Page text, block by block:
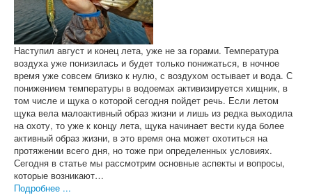
Наступил август и конец лета, уже не за горами. Температура
воздуха уже понизилась и будет только понижаться, в ночное
время уже совсем близко к нулю, с воздухом остывает и вода. С
понижением температуры в водоемах активизируется хищник, в
том числе и щука о которой сегодня пойдет речь. Если летом
щука вела малоактивный образ жизни и лишь из редка выходила
на охоту, то уже к концу лета, щука начинает вести куда более
активный образ жизни, в это время она может охотиться на
протяжении всего дня, но тоже при определенных условиях.
Сегодня в статье мы рассмотрим основные аспекты и вопросы,
которые возникают…
Подробнее ...